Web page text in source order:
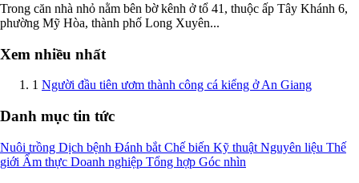
Trong căn nhà nhỏ nằm bên bờ kênh ở tổ 41, thuộc ấp Tây Khánh 6,
phường Mỹ Hòa, thành phố Long Xuyên...
Xem nhiều nhất
1 Người đầu tiên ươm thành công cá kiểng ở An Giang
Danh mục tin tức
Nuôi trồng Dịch bệnh Đánh bắt Chế biến Kỹ thuật Nguyên liệu Thế
giới Ẩm thực Doanh nghiệp Tổng hợp Góc nhìn